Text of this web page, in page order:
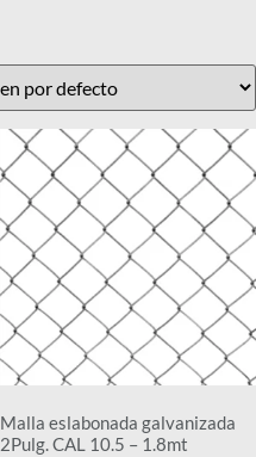
Malla eslabonada galvanizada
2Pulg. CAL 10.5 – 1.8mt